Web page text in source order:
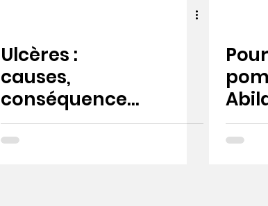
Ulcères :
causes,
conséquences
et traitement